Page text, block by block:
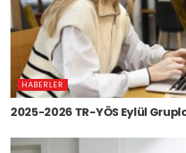
HABERLER
2025-2026 TR-YÖS Eylül